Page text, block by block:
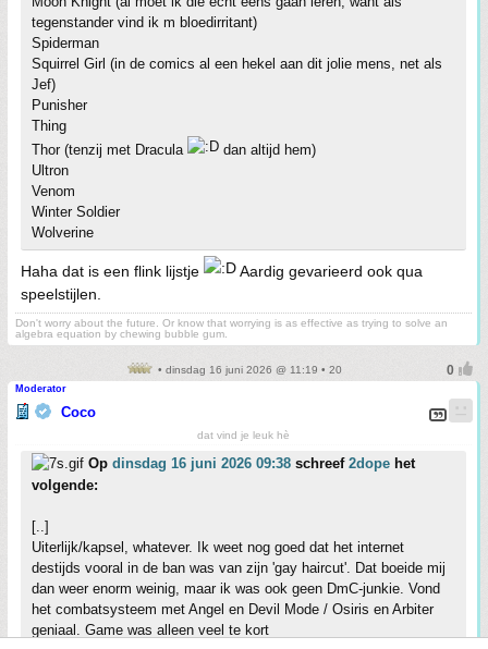
tegenstander vind ik m bloedirritant)
Spiderman
Squirrel Girl (in de comics al een hekel aan dit jolie mens, net als
Jef)
Punisher
Thing
Thor (tenzij met Dracula
dan altijd hem)
Ultron
Venom
Winter Soldier
Wolverine
Haha dat is een flink lijstje
Aardig gevarieerd ook qua
speelstijlen.
Don't worry about the future. Or know that worrying is as effective as trying to solve an
algebra equation by chewing bubble gum.
• dinsdag 16 juni 2026 @ 11:19 • 20
Moderator
Coco
dat vind je leuk hè
Op dinsdag 16 juni 2026 09:38 schreef 2dope het
volgende:
[..]
Uiterlijk/kapsel, whatever. Ik weet nog goed dat het internet
destijds vooral in de ban was van zijn 'gay haircut'. Dat boeide mij
dan weer enorm weinig, maar ik was ook geen DmC-junkie. Vond
het combatsysteem met Angel en Devil Mode / Osiris en Arbiter
geniaal. Game was alleen veel te kort